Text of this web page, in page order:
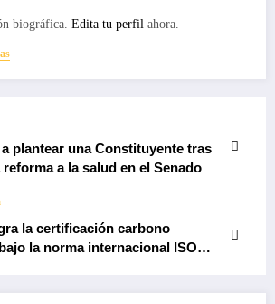
biográfica. Edita tu perfil ahora.
plantear una Constituyente tras
a la salud en el Senado
la certificación carbono
la norma internacional ISO